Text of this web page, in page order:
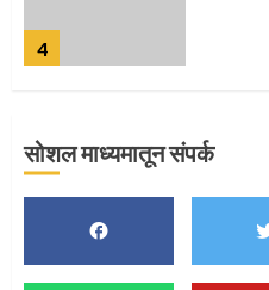
4
सोशल माध्यमातून संपर्क